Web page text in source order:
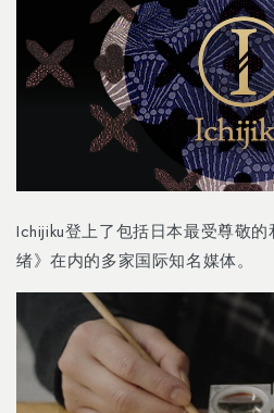
Ichijiku登上了包括日本最受尊敬
绪》在内的多家国际知名媒体。